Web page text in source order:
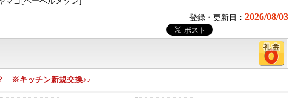
登録・更新日： 2026/08/03
※キッチン新規交換♪♪